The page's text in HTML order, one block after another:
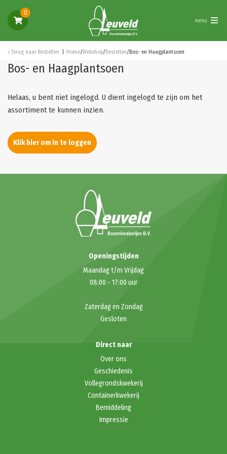
0
menu
Terug naar Bestellen Home/Webshop/Bestellen/Bos- en Haagplantsoen
Bos- en Haagplantsoen
Helaas, u bent niet ingelogd. U dient ingelogd te zijn om het
assortiment te kunnen inzien.
Klik hier om in te loggen
Openingstijden
Maandag t/m Vrijdag
08:00 - 17:00 uur
Zaterdag en Zondag
Gesloten
Direct naar
Over ons
Geschiedenis
Vollegrondskwekerij
Containerkwekerij
Bemiddeling
Impressie